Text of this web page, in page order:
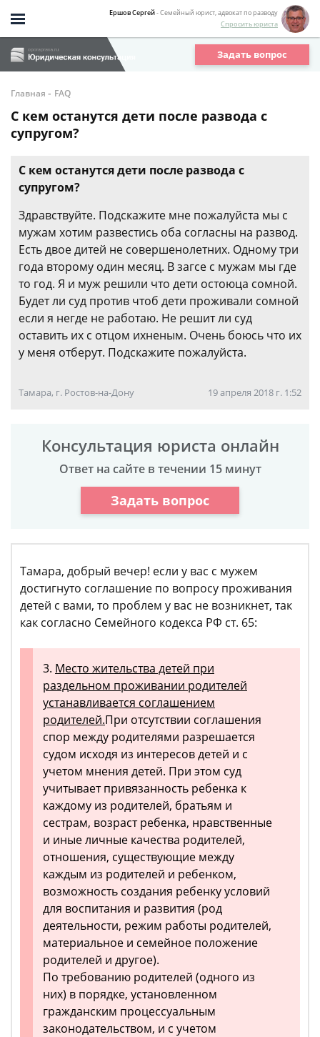
Ершов Сергей- Семейный юрист, адвокат по разводу
Спросить юриста
Задать вопрос
Главная - FAQ
С кем останутся дети после развода с
супругом?
С кем останутся дети после развода с
супругом?
Здравствуйте. Подскажите мне пожалуйста мы с
мужам хотим развестись оба согласны на развод.
Есть двое дитей не совершенолетних. Одному три
года второму один месяц. В загсе с мужам мы где
то год. Я и муж решили что дети остоюца сомной.
Будет ли суд против чтоб дети проживали сомной
если я негде не работаю. Не решит ли суд
оставить их с отцом ихненым. Очень боюсь что их
у меня отберут. Подскажите пожалуйста.
Тамара, г. Ростов-на-Дону 19 апреля 2018 г. 1:52
Консультация юриста онлайн
Ответ на сайте в течении 15 минут
Задать вопрос
Тамара, добрый вечер! если у вас с мужем
достигнуто соглашение по вопросу проживания
детей с вами, то проблем у вас не возникнет, так
как согласно Семейного кодекса РФ ст. 65:
3. Место жительства детей при
раздельном проживании родителей
устанавливается соглашением
родителей.При отсутствии соглашения
спор между родителями разрешается
судом исходя из интересов детей и с
учетом мнения детей. При этом суд
учитывает привязанность ребенка к
каждому из родителей, братьям и
сестрам, возраст ребенка, нравственные
и иные личные качества родителей,
отношения, существующие между
каждым из родителей и ребенком,
возможность создания ребенку условий
для воспитания и развития (род
деятельности, режим работы родителей,
материальное и семейное положение
родителей и другое).
По требованию родителей (одного из
них) в порядке, установленном
гражданским процессуальным
законодательством, и с учетом